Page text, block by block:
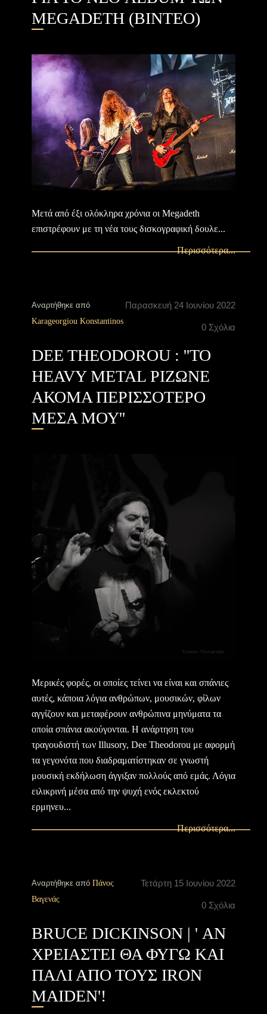
MEGADETH (ΒΙΝΤΕΟ)
Μετά από έξι ολόκληρα χρόνια οι Megadeth
επιστρέφουν με τη νέα τους δισκογραφική δουλε...
Περισσότερα...
Παρασκευή 24 Ιουνίου 2022
0 Σχόλια
Αναρτήθηκε από
Karageorgiou Konstantinos
DEE THEODOROU : ''TO
HEAVY METAL ΡΙΖΩΝΕ
ΑΚΟΜΑ ΠΕΡΙΣΣΟΤΕΡΟ
ΜΕΣΑ ΜΟΥ''
Μερικές φορές, οι οποίες τείνει να είναι και σπάνιες
αυτές, κάποια λόγια ανθρώπων, μουσικών, φίλων
αγγίζουν και μεταφέρουν ανθρώπινα μηνύματα τα
οποία σπάνια ακούγονται. Η ανάρτηση του
τραγουδιστή των Illusory, Dee Theodorou με αφορμή
τα γεγονότα που διαδραματίστηκαν σε γνωστή
μουσική εκδήλωση άγγιξαν πολλούς από εμάς. Λόγια
ειλικρινή μέσα από την ψυχή ενός εκλεκτού
ερμηνευ...
Περισσότερα...
Τετάρτη 15 Ιουνίου 2022
0 Σχόλια
Αναρτήθηκε από Πάνος
Βαγενάς
ΒRUCE DICKINSON | ' ΑΝ
ΧΡΕΙΑΣΤΕΙ ΘΑ ΦΥΓΩ ΚΑΙ
ΠΑΛΙ ΑΠΟ ΤΟΥΣ IRON
MAIDEN'!